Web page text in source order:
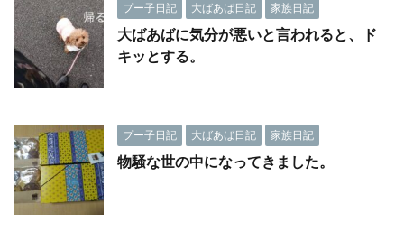
プー子日記 大ばあば日記 家族日記
大ばあばに気分が悪いと言われると、ド
キッとする。
プー子日記 大ばあば日記 家族日記
物騒な世の中になってきました。